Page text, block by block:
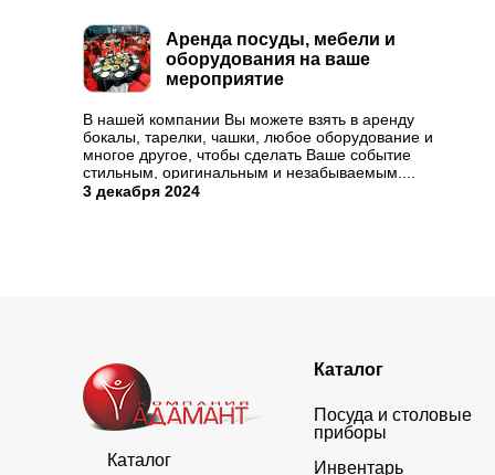
Аренда посуды, мебели и
оборудования на ваше
мероприятие
В нашей компании Вы можете взять в аренду
бокалы, тарелки, чашки, любое оборудование и
многое другое, чтобы сделать Ваше событие
стильным, оригинальным и незабываемым....
3 декабря 2024
Каталог
Каталог
Посуда и столовые
приборы
Инвентарь